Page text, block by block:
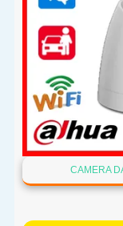
CAMERA